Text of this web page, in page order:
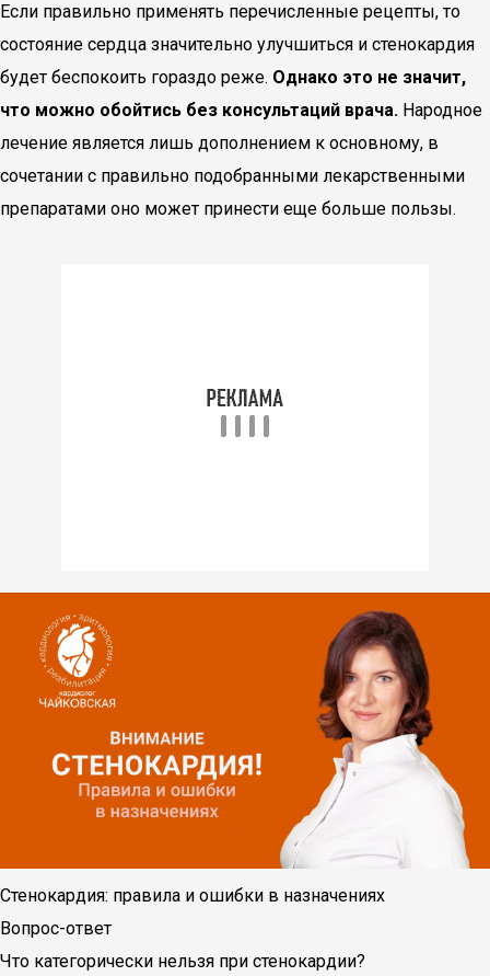
Если правильно применять перечисленные рецепты, то
состояние сердца значительно улучшиться и стенокардия
будет беспокоить гораздо реже. Однако это не значит,
что можно обойтись без консультаций врача. Народное
лечение является лишь дополнением к основному, в
сочетании с правильно подобранными лекарственными
препаратами оно может принести еще больше пользы.
Стенокардия: правила и ошибки в назначениях
Вопрос-ответ
Что категорически нельзя при стенокардии?